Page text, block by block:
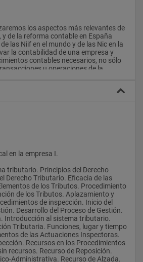
los aspectos más relevantes de
de la reforma contable en España
las Niif en el mundo y de las Nic en la
la contabilidad de una empresa y
contables necesarios, no sólo
u operaciones de la
analizar y tomar decisiones según la
y diferencias que incorpora el
drásticos como parecen.
impuestos estatales como son
objetivo de ésta parte la
en una situación real. Siendo muy
parte para aquellos alumnos que
de los impuestos o que en la
con impuestos y quieran actualizar
la Normativa vigente.
Administrativo, Derecho Penal
Civil, profundizaremos en
importantes en la práctica jurídica.
en la empresa I.
tributario. Principios del Derecho
Derecho Tributario. Eficacia de las
de los Tributos. Procedimiento
de los Tributos. Aplazamiento y
de inspección. Inicio del
Desarrollo del Proceso de Gestión.
Introducción al sistema tributario.
Tributaria. Funciones, lugar y tiempo
de las Actuaciones Inspectoras.
Recursos en los Procedimientos
recursos. Recurso de Reposición.
Administrativa. Recurso de Alzada.